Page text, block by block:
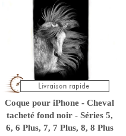
Coque pour iPhone - Cheval
tacheté fond noir - Séries 5,
6, 6 Plus, 7, 7 Plus, 8, 8 Plus